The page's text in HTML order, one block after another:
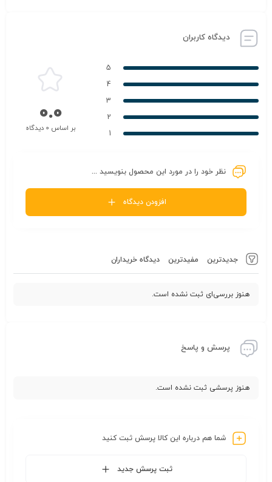
دیدگاه کاربران
جدیدترین مفیدترین دیدگاه خریداران
هنوز بررسی‌ای ثبت نشده است.
5
4
3
2
1
0.0
بر اساس 0 دیدگاه
نظر خود را در مورد این محصول بنویسید ...
افزودن دیدگاه
پرسش و پاسخ
هنوز پرسشی ثبت نشده است.
شما هم درباره این کالا پرسش ثبت کنید
ثبت پرسش جدید